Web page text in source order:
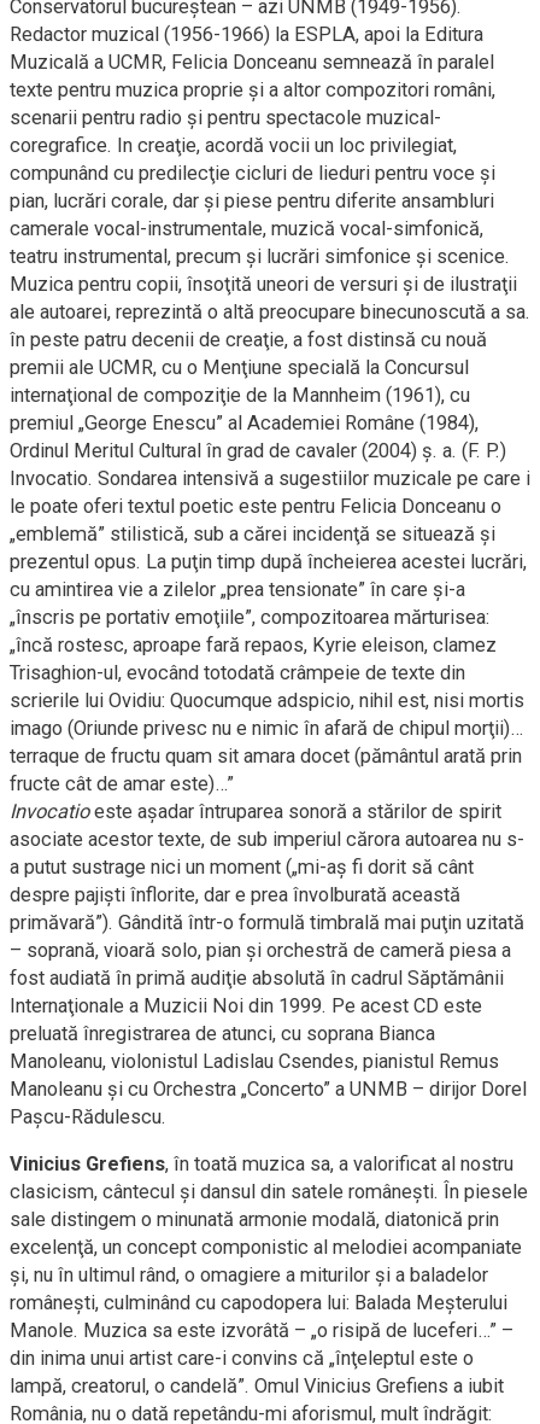
Conservatorul bucureştean – azi UNMB (1949-1956).
Redactor muzical (1956-1966) la ESPLA, apoi la Editura
Muzicală a UCMR, Felicia Donceanu semnează în paralel
texte pentru muzica proprie şi a altor compozitori români,
scenarii pentru radio şi pentru spectacole muzical-
coregrafice. In creaţie, acordă vocii un loc privilegiat,
compunând cu predilecţie cicluri de lieduri pentru voce şi
pian, lucrări corale, dar şi piese pentru diferite ansambluri
camerale vocal-instrumentale, muzică vocal-simfonică,
teatru instrumental, precum şi lucrări simfonice şi scenice.
Muzica pentru copii, însoţită uneori de versuri şi de ilustraţii
ale autoarei, reprezintă o altă preocupare binecunoscută a sa.
în peste patru decenii de creaţie, a fost distinsă cu nouă
premii ale UCMR, cu o Menţiune specială la Concursul
internaţional de compoziţie de la Mannheim (1961), cu
premiul „George Enescu” al Academiei Române (1984),
Ordinul Meritul Cultural în grad de cavaler (2004) ş. a. (F. P.)
Invocatio. Sondarea intensivă a sugestiilor muzicale pe care i
le poate oferi textul poetic este pentru Felicia Donceanu o
„emblemă” stilistică, sub a cărei incidenţă se situează şi
prezentul opus. La puţin timp după încheierea acestei lucrări,
cu amintirea vie a zilelor „prea tensionate” în care şi-a
„înscris pe portativ emoţiile”, compozitoarea mărturisea:
„încă rostesc, aproape fară repaos, Kyrie eleison, clamez
Trisaghion-ul, evocând totodată crâmpeie de texte din
scrierile lui Ovidiu: Quocumque adspicio, nihil est, nisi mortis
imago (Oriunde privesc nu e nimic în afară de chipul morţii)…
terraque de fructu quam sit amara docet (pământul arată prin
fructe cât de amar este)…”
Invocatioeste aşadar întruparea sonoră a stărilor de spirit
asociate acestor texte, de sub imperiul cărora autoarea nu s-
a putut sustrage nici un moment („mi-aş fi dorit să cânt
despre pajişti înflorite, dar e prea învolburată această
primăvară”). Gândită într-o formulă timbrală mai puţin uzitată
– soprană, vioară solo, pian şi orchestră de cameră piesa a
fost audiată în primă audiţie absolută în cadrul Săptămânii
Internaţionale a Muzicii Noi din 1999. Pe acest CD este
preluată înregistrarea de atunci, cu soprana Bianca
Manoleanu, violonistul Ladislau Csendes, pianistul Remus
Manoleanu şi cu Orchestra „Concerto” a UNMB – dirijor Dorel
Paşcu-Rădulescu.
Vinicius Grefiens, în toată muzica sa, a valorificat al nostru
clasicism, cântecul şi dansul din satele româneşti. În piesele
sale distingem o minunată armonie modală, diatonică prin
excelenţă, un concept componistic al melodiei acompaniate
şi, nu în ultimul rând, o omagiere a miturilor şi a baladelor
româneşti, culminând cu capodopera lui: Balada Meşterului
Manole. Muzica sa este izvorâtă – „o risipă de luceferi…” –
din inima unui artist care-i convins că „înţeleptul este o
lampă, creatorul, o candelă”. Omul Vinicius Grefiens a iubit
România, nu o dată repetându-mi aforismul, mult îndrăgit: